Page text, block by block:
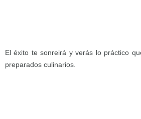
El éxito te sonreirá y verás lo práctico
preparados culinarios.